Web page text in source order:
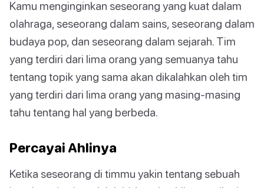
Kamu menginginkan seseorang yang kuat dalam
olahraga, seseorang dalam sains, seseorang dalam
budaya pop, dan seseorang dalam sejarah. Tim
yang terdiri dari lima orang yang semuanya tahu
tentang topik yang sama akan dikalahkan oleh tim
yang terdiri dari lima orang yang masing-masing
tahu tentang hal yang berbeda.
Percayai Ahlinya
Ketika seseorang di timmu yakin tentang sebuah